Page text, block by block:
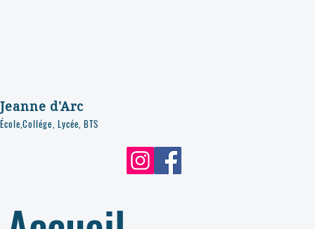
Jeanne d'Arc
École,Collége, Lycée, BTS